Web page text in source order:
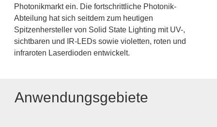
Photonikmarkt ein. Die fortschrittliche Photonik-
Abteilung hat sich seitdem zum heutigen
Spitzenhersteller von Solid State Lighting mit UV-,
sichtbaren und IR-LEDs sowie violetten, roten und
infraroten Laserdioden entwickelt.
Anwendungsgebiete